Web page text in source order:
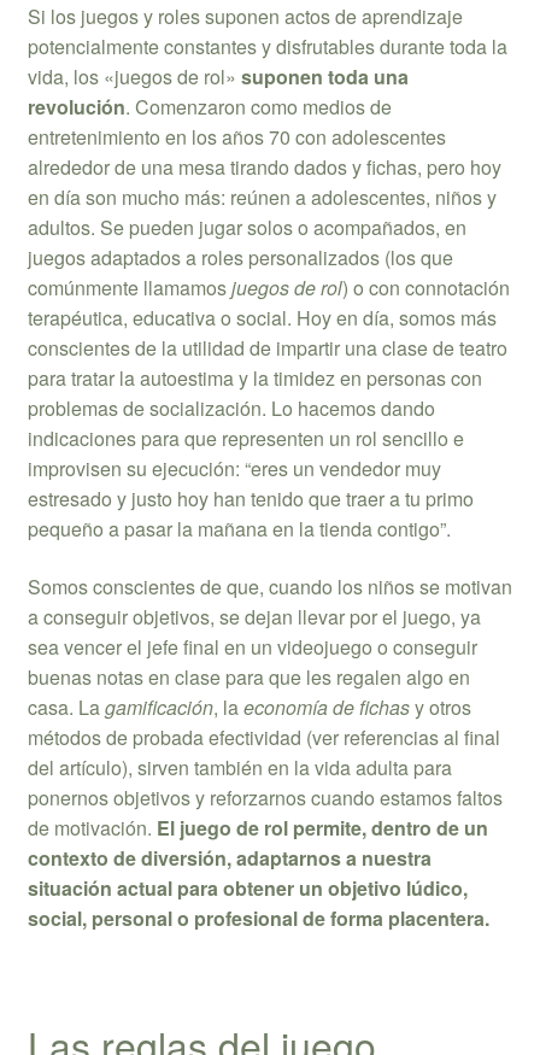
Si los juegos y roles suponen actos de aprendizaje
potencialmente constantes y disfrutables durante toda la
vida, los «juegos de rol» suponen toda una
revolución. Comenzaron como medios de
entretenimiento en los años 70 con adolescentes
alrededor de una mesa tirando dados y fichas, pero hoy
en día son mucho más: reúnen a adolescentes, niños y
adultos. Se pueden jugar solos o acompañados, en
juegos adaptados a roles personalizados (los que
comúnmente llamamosjuegos de rol) o con connotación
terapéutica, educativa o social. Hoy en día, somos más
conscientes de la utilidad de impartir una clase de teatro
para tratar la autoestima y la timidez en personas con
problemas de socialización. Lo hacemos dando
indicaciones para que representen un rol sencillo e
improvisen su ejecución: “eres un vendedor muy
estresado y justo hoy han tenido que traer a tu primo
pequeño a pasar la mañana en la tienda contigo”.
Somos conscientes de que, cuando los niños se motivan
a conseguir objetivos, se dejan llevar por el juego, ya
sea vencer el jefe final en un videojuego o conseguir
buenas notas en clase para que les regalen algo en
casa. Lagamificación, laeconomía de fichasy otros
métodos de probada efectividad (ver referencias al final
del artículo), sirven también en la vida adulta para
ponernos objetivos y reforzarnos cuando estamos faltos
de motivación. El juego de rol permite, dentro de un
contexto de diversión, adaptarnos a nuestra
situación actual para obtener un objetivo lúdico,
social, personal o profesional de forma placentera.